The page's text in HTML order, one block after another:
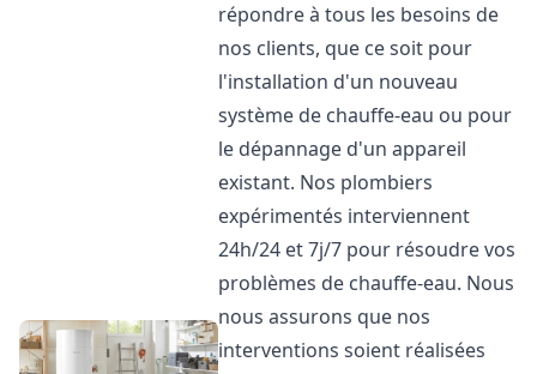
répondre à tous les besoins de
nos clients, que ce soit pour
l'installation d'un nouveau
système de chauffe-eau ou pour
le dépannage d'un appareil
existant. Nos plombiers
expérimentés interviennent
24h/24 et 7j/7 pour résoudre vos
problèmes de chauffe-eau. Nous
nous assurons que nos
interventions soient réalisées